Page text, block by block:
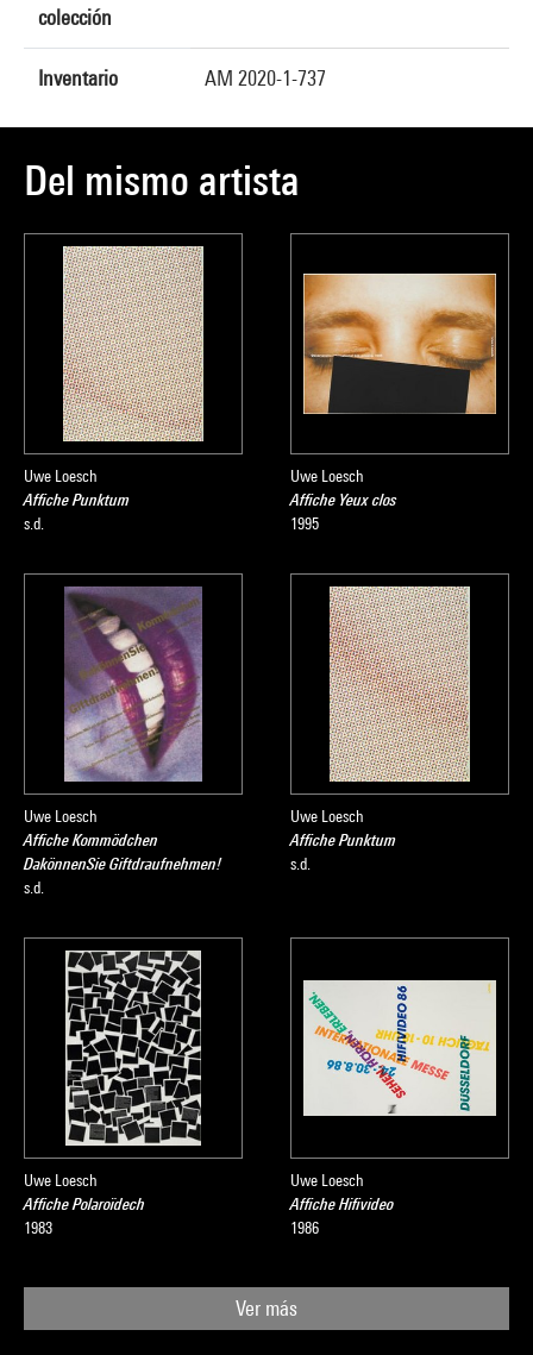
colección
Inventario AM 2020-1-737
Del mismo artista
Uwe Loesch
Affiche Punktum
s.d.
Uwe Loesch
Affiche Yeux clos
1995
Uwe Loesch
Affiche Kommödchen
DakönnenSie Giftdraufnehmen!
s.d.
Uwe Loesch
Affiche Punktum
s.d.
Uwe Loesch
Affiche Polaroïdech
1983
Uwe Loesch
Affiche Hifivideo
1986
Ver más